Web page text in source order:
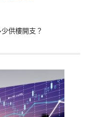
供樓開支？